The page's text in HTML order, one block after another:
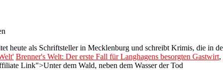
heute als Schriftsteller in Mecklenburg und schreibt Krimis, die in
Brenner's Welt: Der erste Fall für Langhagens besorgten Gastwirt,
Link">Unter dem Wald, neben dem Wasser der Tod